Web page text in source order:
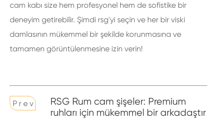
cam kabı size hem profesyonel hem de sofistike bir
deneyim getirebilir. Şimdi rsg'yi seçin ve her bir viski
damlasının mükemmel bir şekilde korunmasına ve
tamamen görüntülenmesine izin verin!
P r e v
RSG Rum cam şişeler: Premium
ruhları için mükemmel bir arkadaştır